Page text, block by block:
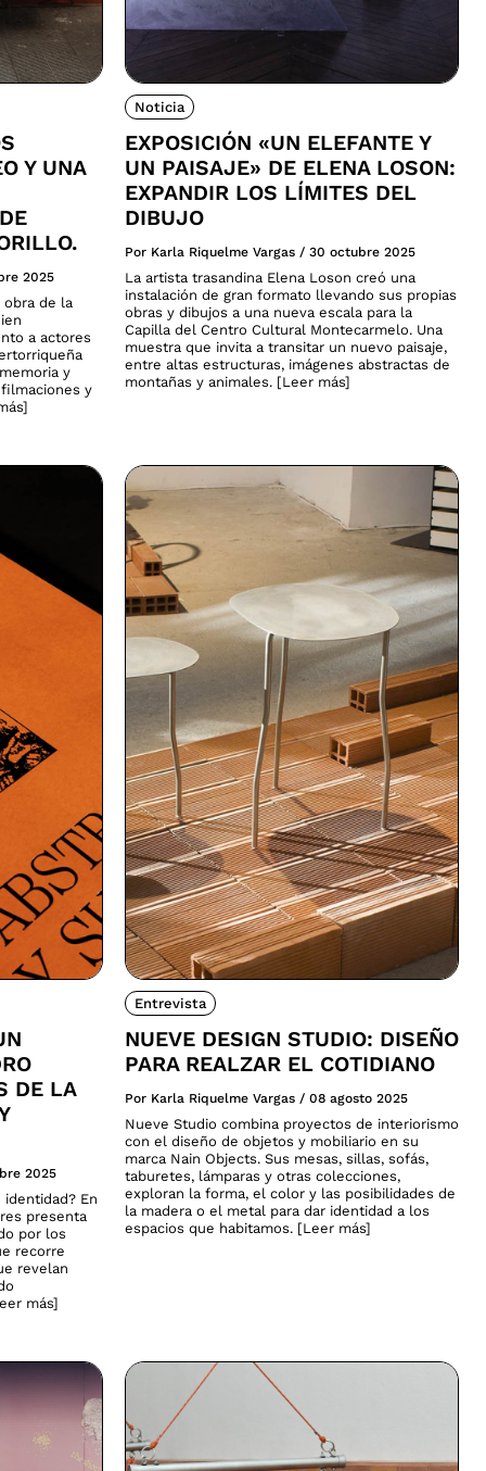
Y UNA
2025
obra de la
a actores
y
y
Noticia
EXPOSICIÓN «UN ELEFANTE Y
UN PAISAJE» DE ELENA LOSON:
EXPANDIR LOS LÍMITES DEL
DIBUJO
Por Karla Riquelme Vargas / 30 octubre 2025
La artista trasandina Elena Loson creó una
instalación de gran formato llevando sus propias
obras y dibujos a una nueva escala para la
Capilla del Centro Cultural Montecarmelo. Una
muestra que invita a transitar un nuevo paisaje,
entre altas estructuras, imágenes abstractas de
montañas y animales. [Leer más]
DE LA
2025
En
presenta
por los
recorre
revelan
más]
Entrevista
NUEVE DESIGN STUDIO: DISEÑO
PARA REALZAR EL COTIDIANO
Por Karla Riquelme Vargas / 08 agosto 2025
Nueve Studio combina proyectos de interiorismo
con el diseño de objetos y mobiliario en su
marca Nain Objects. Sus mesas, sillas, sofás,
taburetes, lámparas y otras colecciones,
exploran la forma, el color y las posibilidades de
la madera o el metal para dar identidad a los
espacios que habitamos. [Leer más]